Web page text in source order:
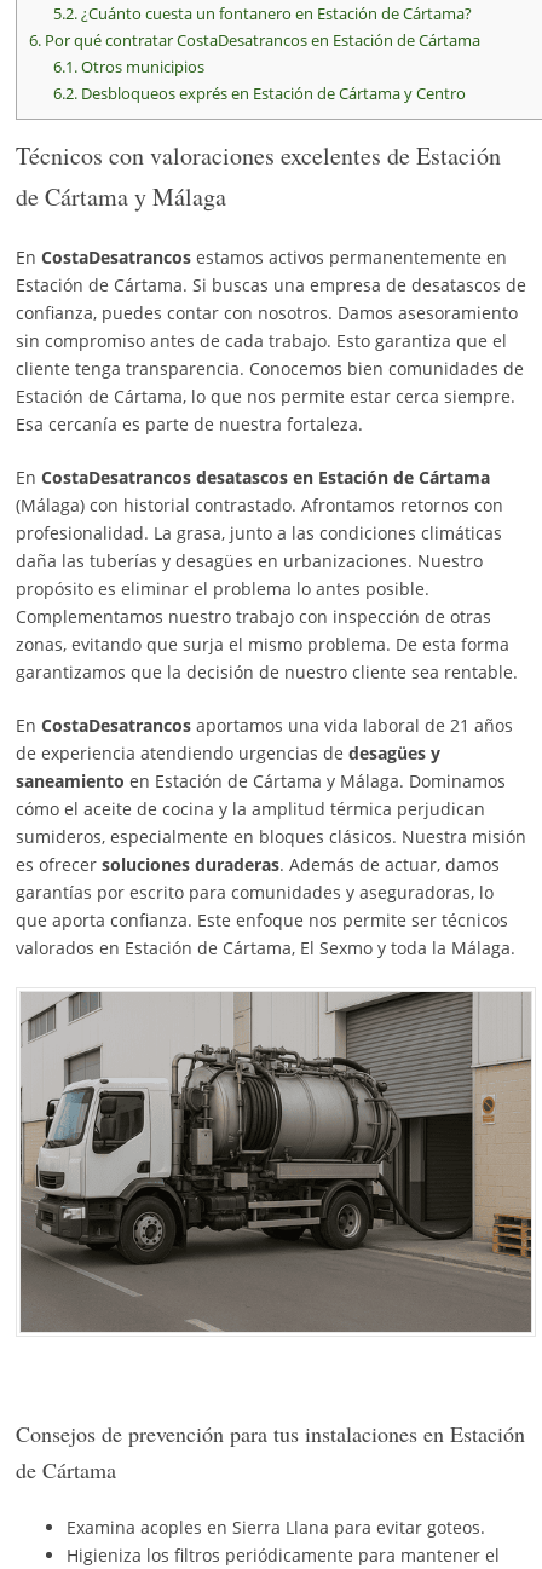
5.2.¿Cuánto cuesta un fontanero en Estación de Cártama?
6.Por qué contratar CostaDesatrancos en Estación de Cártama
6.1.Otros municipios
6.2.Desbloqueos exprés en Estación de Cártama y Centro
Técnicos con valoraciones excelentes de Estación
de Cártama y Málaga
En CostaDesatrancosestamos activos permanentemente en
Estación de Cártama. Si buscas una empresa de desatascos de
confianza, puedes contar con nosotros. Damos asesoramiento
sin compromiso antes de cada trabajo. Esto garantiza que el
cliente tenga transparencia. Conocemos bien comunidades de
Estación de Cártama, lo que nos permite estar cerca siempre.
Esa cercanía es parte de nuestra fortaleza.
En CostaDesatrancos desatascos en Estación de Cártama
(Málaga) con historial contrastado. Afrontamos retornos con
profesionalidad. La grasa, junto a las condiciones climáticas
daña las tuberías y desagües en urbanizaciones. Nuestro
propósito es eliminar el problema lo antes posible.
Complementamos nuestro trabajo con inspección de otras
zonas, evitando que surja el mismo problema. De esta forma
garantizamos que la decisión de nuestro cliente sea rentable.
En CostaDesatrancosaportamos una vida laboral de 21 años
de experiencia atendiendo urgencias de desagües y
saneamiento en Estación de Cártama y Málaga. Dominamos
cómo el aceite de cocina y la amplitud térmica perjudican
sumideros, especialmente en bloques clásicos. Nuestra misión
es ofrecer soluciones duraderas. Además de actuar, damos
garantías por escrito para comunidades y aseguradoras, lo
que aporta confianza. Este enfoque nos permite ser técnicos
valorados en Estación de Cártama, El Sexmo y toda la Málaga.
Consejos de prevención para tus instalaciones en Estación
de Cártama
Examina acoples en Sierra Llana para evitar goteos.
Higieniza los filtros periódicamente para mantener el